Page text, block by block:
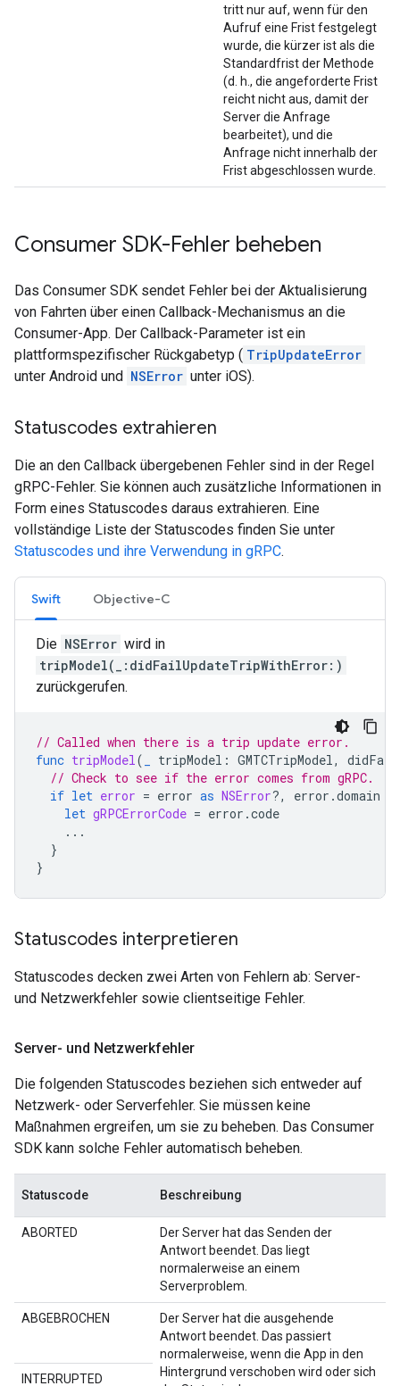
tritt nur auf, wenn für den
Aufruf eine Frist festgelegt
wurde, die kürzer ist als die
Standardfrist der Methode
(d. h., die angeforderte Frist
reicht nicht aus, damit der
Server die Anfrage
bearbeitet), und die
Anfrage nicht innerhalb der
Frist abgeschlossen wurde.
Consumer SDK-Fehler beheben
Das Consumer SDK sendet Fehler bei der Aktualisierung
von Fahrten über einen Callback-Mechanismus an die
Consumer-App. Der Callback-Parameter ist ein
plattformspezifischer Rückgabetyp ( TripUpdateError
unter Android und NSError unter iOS).
Statuscodes extrahieren
Die an den Callback übergebenen Fehler sind in der Regel
gRPC-Fehler. Sie können auch zusätzliche Informationen in
Form eines Statuscodes daraus extrahieren. Eine
vollständige Liste der Statuscodes finden Sie unter
Statuscodes und ihre Verwendung in gRPC.
Swift Objective-C
Die NSError wird in
tripModel(_:didFailUpdateTripWithError:)
zurückgerufen.
// Called when there is a trip update error.
func tripModel( tripModel : GMTCTripModel,
// Check to see if the error comes from gRPC.
if let error = error as NSError?, error .domain
let gRPCErrorCode = error .code
...
}
}
Statuscodes interpretieren
Statuscodes decken zwei Arten von Fehlern ab: Server-
und Netzwerkfehler sowie clientseitige Fehler.
Server- und Netzwerkfehler
Die folgenden Statuscodes beziehen sich entweder auf
Netzwerk- oder Serverfehler. Sie müssen keine
Maßnahmen ergreifen, um sie zu beheben. Das Consumer
SDK kann solche Fehler automatisch beheben.
Statuscode Beschreibung
ABORTED
Der Server hat das Senden der
Antwort beendet. Das liegt
normalerweise an einem
Serverproblem.
ABGEBROCHEN
Der Server hat die ausgehende
Antwort beendet. Das passiert
normalerweise, wenn die App in den
Hintergrund verschoben wird oder sich
INTERRUPTED